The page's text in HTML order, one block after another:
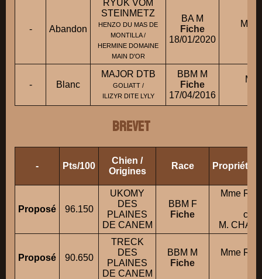
- Abandon
RYUK VOM
STEINMETZ
HENZO DU MAS DE
MONTILLA /
HERMINE DOMAINE
MAIN D'OR
BA M
Fiche
18/01/2020
M.
- Blanc
MAJOR DTB
GOLIATT /
ILIZYR DITE LYLY
BBM M
Fiche
17/04/2016
M.
BREVET
- Pts/100
Chien /
Origines
Race
Proposé 96.150
UKOMY
DES
PLAINES
DE CANEM
BBM F
Fiche
Mme
M.
Proposé 90.650
TRECK
DES
PLAINES
DE CANEM
BBM M
Fiche
Mme